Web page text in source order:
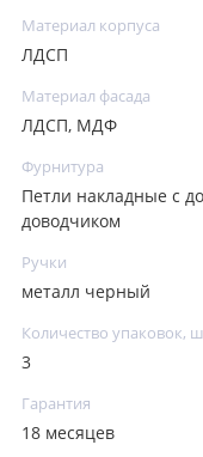
Материал корпуса
ЛДСП
Материал фасада
ЛДСП, МДФ
Фурнитура
Петли накладные с
доводчиком
Ручки
металл черный
Количество упаковок,
3
Гарантия
18 месяцев